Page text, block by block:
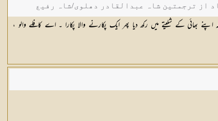
از ترجمتین شاہ عبدالقادر دھلوی/شاہ رفیع
اپنے بھائی کے شلیتے میں رکھ دیا پھر ایک پکارنے والا پکارا ۔ اے کافلے والو ،